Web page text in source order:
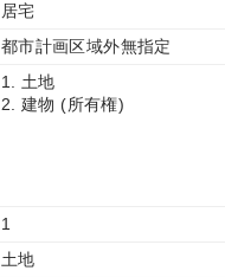
居宅
都市計画区域外無指定
1. 土地
2. 建物 (所有権)
1
土地